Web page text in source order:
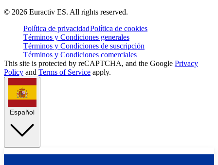
© 2026 Euractiv ES. All rights reserved.
Política de privacidadPolítica de cookies
Términos y Condiciones generales
Términos y Condiciones de suscripción
Términos y Condiciones comerciales
This site is protected by reCAPTCHA, and the Google Privacy
Policy and Terms of Service apply.
Español